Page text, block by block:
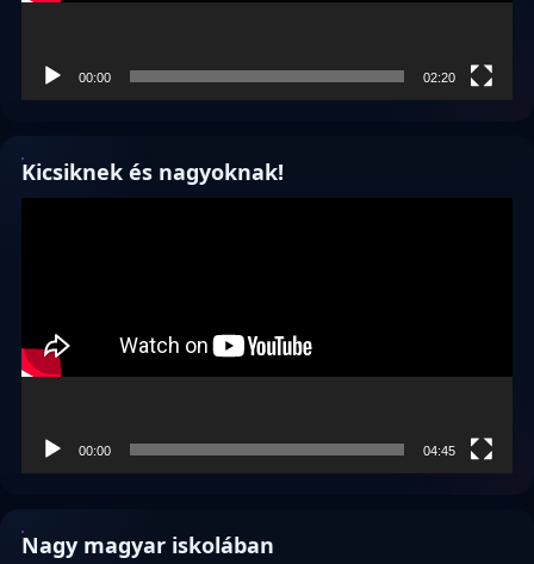
00:00 02:20
Kicsiknek és nagyoknak!
00:00 04:45
Nagy magyar iskolában